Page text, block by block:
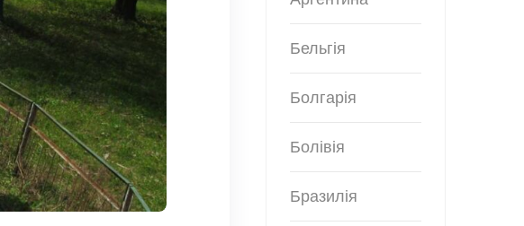
Бельгія
Болгарія
Болівія
Бразилія